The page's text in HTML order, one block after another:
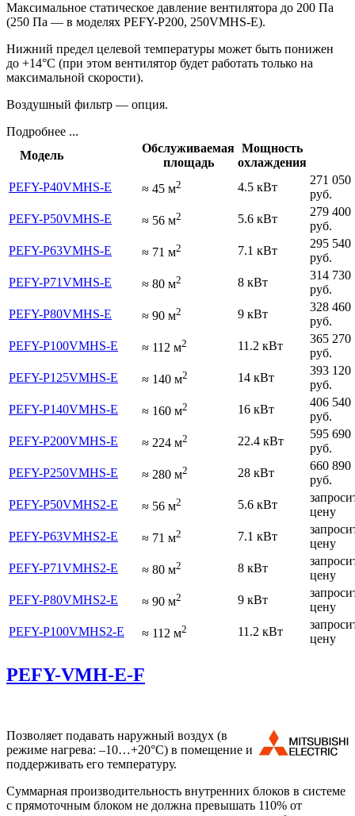
Максимальное статическое давление вентилятора до 200 Па
(250 Па — в моделях PEFY-Р200, 250VMHS-E).
Нижний предел целевой температуры может быть понижен
до +14°C (при этом вентилятор будет работать только на
максимальной скорости).
Воздушный фильтр — опция.
Подробнее ...
Модель
Обслуживаемая
площадь
Мощность
охлаждения
PEFY-P40VMHS-E
≈ 45 м2 4.5 кВт
271 050
руб.
PEFY-P50VMHS-E
≈ 56 м2 5.6 кВт
279 400
руб.
PEFY-P63VMHS-E
≈ 71 м2 7.1 кВт
295 540
руб.
PEFY-P71VMHS-E
≈ 80 м2 8 кВт
314 730
руб.
PEFY-P80VMHS-E
≈ 90 м2 9 кВт
328 460
руб.
PEFY-P100VMHS-E
≈ 112 м2 11.2 кВт
365 270
руб.
PEFY-P125VMHS-E
≈ 140 м2 14 кВт
393 120
руб.
PEFY-P140VMHS-E
≈ 160 м2 16 кВт
406 540
руб.
PEFY-P200VMHS-E
≈ 224 м2 22.4 кВт
595 690
руб.
PEFY-P250VMHS-E
≈ 280 м2 28 кВт
660 890
руб.
PEFY-P50VMHS2-E
≈ 56 м2 5.6 кВт
цену
PEFY-P63VMHS2-E
≈ 71 м2 7.1 кВт
цену
PEFY-P71VMHS2-E
≈ 80 м2 8 кВт
цену
PEFY-P80VMHS2-E
≈ 90 м2 9 кВт
цену
PEFY-P100VMHS2-E
≈ 112 м2 11.2 кВт
цену
PEFY-VMH-E-F
Позволяет подавать наружный воздух (в
режиме нагрева: –10…+20°C) в помещение и
поддерживать его температуру.
Суммарная производительность внутренних блоков в системе
с прямоточным блоком не должна превышать 110% от